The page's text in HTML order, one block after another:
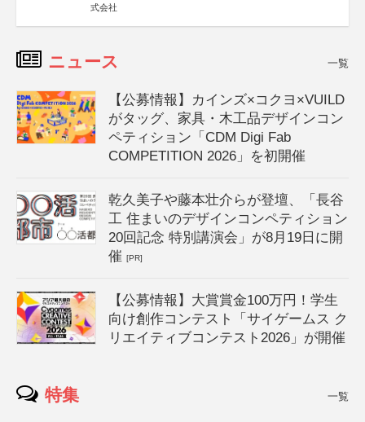
式会社
ニュース 一覧
【公募情報】カインズ×コクヨ×VUILD
がタッグ、家具・木工品デザインコン
ペティション「CDM Digi Fab
COMPETITION 2026」を初開催
乾久美子や藤本壮介らが登壇、「長谷
工 住まいのデザインコンペティション
20回記念 特別講演会」が8月19日に開
催[PR]
【公募情報】大賞賞金100万円！学生
向け創作コンテスト「サイゲームス ク
リエイティブコンテスト2026」が開催
特集 一覧